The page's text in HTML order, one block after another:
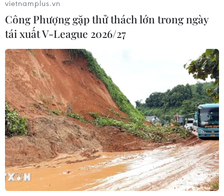
các sông ở Thừa Thiên- Huế, Quảng Nam và Ninh
Thuận ở mức báo động 2 và trên báo động 2.
vietnamplus.vn
Công Phượng gặp thử thách lớn trong ngày
tái xuất V-League 2026/27